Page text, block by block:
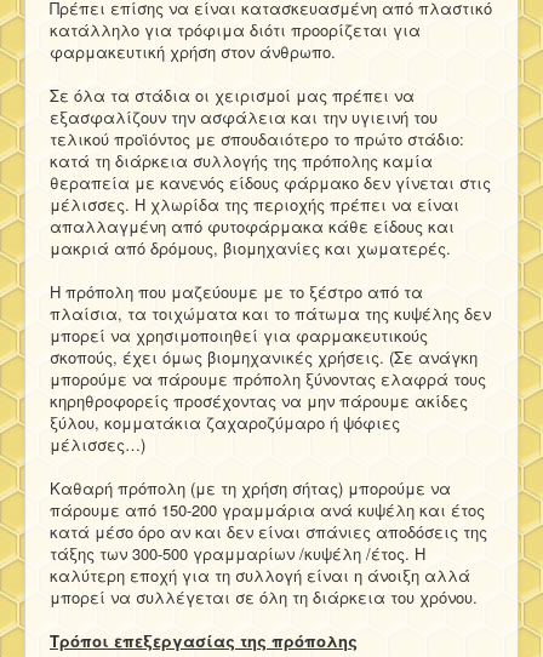
Πρέπει επίσης να είναι κατασκευασμένη από πλαστικό
κατάλληλο για τρόφιμα διότι προορίζεται για
φαρμακευτική χρήση στον άνθρωπο.
Σε όλα τα στάδια οι χειρισμοί μας πρέπει να
εξασφαλίζουν την ασφάλεια και την υγιεινή του
τελικού προϊόντος με σπουδαιότερο το πρώτο στάδιο:
κατά τη διάρκεια συλλογής της πρόπολης καμία
θεραπεία με κανενός είδους φάρμακο δεν γίνεται στις
μέλισσες. Η χλωρίδα της περιοχής πρέπει να είναι
απαλλαγμένη από φυτοφάρμακα κάθε είδους και
μακριά από δρόμους, βιομηχανίες και χωματερές.
Η πρόπολη που μαζεύουμε με το ξέστρο από τα
πλαίσια, τα τοιχώματα και το πάτωμα της κυψέλης δεν
μπορεί να χρησιμοποιηθεί για φαρμακευτικούς
σκοπούς, έχει όμως βιομηχανικές χρήσεις. (Σε ανάγκη
μπορούμε να πάρουμε πρόπολη ξύνοντας ελαφρά τους
κηρηθροφορείς προσέχοντας να μην πάρουμε ακίδες
ξύλου, κομματάκια ζαχαροζύμαρο ή ψόφιες
μέλισσες…)
Καθαρή πρόπολη (με τη χρήση σήτας) μπορούμε να
πάρουμε από 150-200 γραμμάρια ανά κυψέλη και έτος
κατά μέσο όρο αν και δεν είναι σπάνιες αποδόσεις της
τάξης των 300-500 γραμμαρίων /κυψέλη /έτος. Η
καλύτερη εποχή για τη συλλογή είναι η άνοιξη αλλά
μπορεί να συλλέγεται σε όλη τη διάρκεια του χρόνου.
Τρόποι επεξεργασίας της πρόπολης